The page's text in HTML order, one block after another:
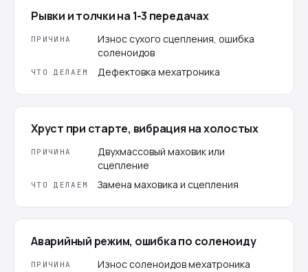
Рывки и толчки на 1-3 передачах
ПРИЧИНА
Износ сухого сцепления, ошибка
соленоидов
ЧТО ДЕЛАЕМ Дефектовка мехатроника
Хруст при старте, вибрация на холостых
ПРИЧИНА
Двухмассовый маховик или
сцепление
ЧТО ДЕЛАЕМ Замена маховика и сцепления
Аварийный режим, ошибка по соленоиду
ПРИЧИНА Износ соленоидов мехатроника